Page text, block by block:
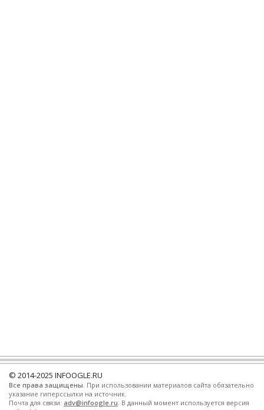
© 2014-2025 INFOOGLE.RU
Все права защищены. При использовании материалов сайта обязательно
указание гиперссылки на источник.
Почта для связи: adv@infoogle.ru. В данный момент используется версия